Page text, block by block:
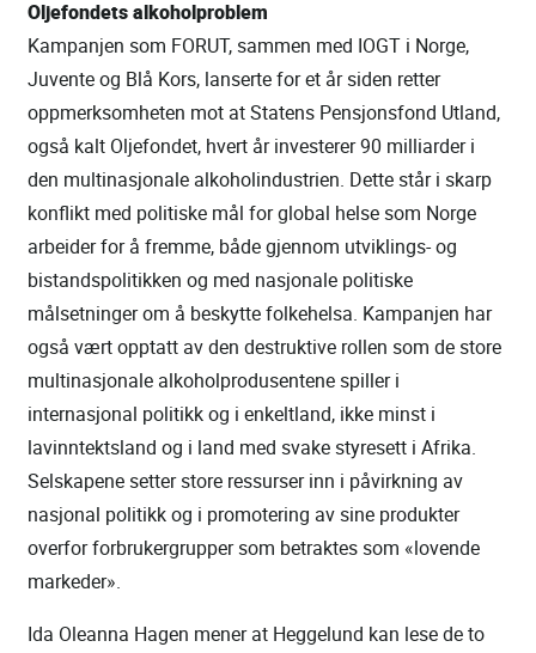
Oljefondets alkoholproblem
Kampanjen som FORUT, sammen med IOGT i Norge,
Juvente og Blå Kors, lanserte for et år siden retter
oppmerksomheten mot at Statens Pensjonsfond Utland,
også kalt Oljefondet, hvert år investerer 90 milliarder i
den multinasjonale alkoholindustrien. Dette står i skarp
konflikt med politiske mål for global helse som Norge
arbeider for å fremme, både gjennom utviklings- og
bistandspolitikken og med nasjonale politiske
målsetninger om å beskytte folkehelsa. Kampanjen har
også vært opptatt av den destruktive rollen som de store
multinasjonale alkoholprodusentene spiller i
internasjonal politikk og i enkeltland, ikke minst i
lavinntektsland og i land med svake styresett i Afrika.
Selskapene setter store ressurser inn i påvirkning av
nasjonal politikk og i promotering av sine produkter
overfor forbrukergrupper som betraktes som «lovende
markeder».
Ida Oleanna Hagen mener at Heggelund kan lese de to